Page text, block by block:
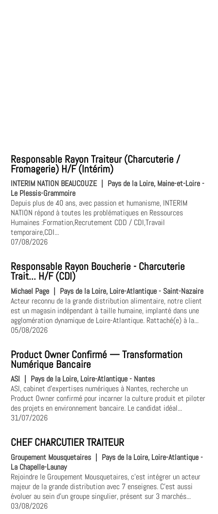
Responsable Rayon Traiteur (Charcuterie /
Fromagerie) H/F (Intérim)
INTERIM NATION BEAUCOUZE
Pays de la Loire, Maine-et-Loire -
Le Plessis-Grammoire
Depuis plus de 40 ans, avec passion et humanisme, INTERIM
NATION répond à toutes les problématiques en Ressources
Humaines :Formation,Recrutement CDD / CDI,Travail
temporaire,CDI...
07/08/2026
Responsable Rayon Boucherie - Charcuterie
Trait... H/F (CDI)
Michael Page | Pays de la Loire, Loire-Atlantique - Saint-Nazaire
Acteur reconnu de la grande distribution alimentaire, notre client
est un magasin indépendant à taille humaine, implanté dans une
agglomération dynamique de Loire-Atlantique. Rattaché(e) à la...
05/08/2026
Product Owner Confirmé — Transformation
Numérique Bancaire
ASI
Pays de la Loire, Loire-Atlantique - Nantes
ASI, cabinet d'expertises numériques à Nantes, recherche un
Product Owner confirmé pour incarner la culture produit et piloter
des projets en environnement bancaire. Le candidat idéal...
31/07/2026
CHEF CHARCUTIER TRAITEUR
Groupement Mousquetaires | Pays de la Loire, Loire-Atlantique -
La Chapelle-Launay
Rejoindre le Groupement Mousquetaires, c’est intégrer un acteur
majeur de la grande distribution avec 7 enseignes. C’est aussi
évoluer au sein d’un groupe singulier, présent sur 3 marchés...
03/08/2026